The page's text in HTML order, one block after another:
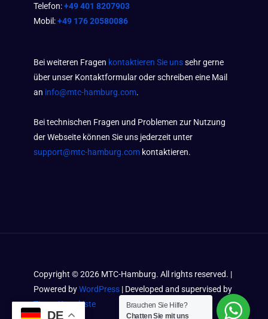
Telefon:+49 401 8207903
Mobil:+49 176 20580086
Bei weiteren Fragen kontaktieren Sie unssehr gerne
über unser Kontaktformular oder schreiben eine Mail
an info@mtc-hamburg.com.
Bei technischen Fragen und Problemen zur Nutzung
der Webseite können Sie uns jederzeit unter
support@mtc-hamburg.com kontaktieren.
Copyright ©2026 MTC-Hamburg. All rights reserved. |
Powered byWordPress | Developed and supervised by
Timos Kramkiste
DE
Brauchen Sie Hilfe?
Chatten Sie mit uns